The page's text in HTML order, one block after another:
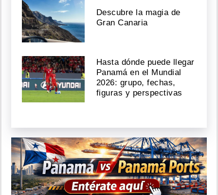
Descubre la magia de
Gran Canaria
Hasta dónde puede llegar
Panamá en el Mundial
2026: grupo, fechas,
figuras y perspectivas